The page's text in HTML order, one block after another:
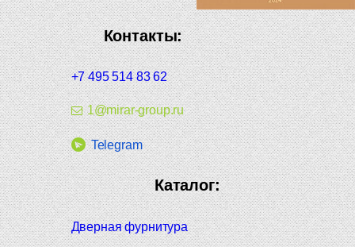
Контакты:
+7 495 514 83 62
1@mirar-group.ru
Telegram
Каталог:
Дверная фурнитура